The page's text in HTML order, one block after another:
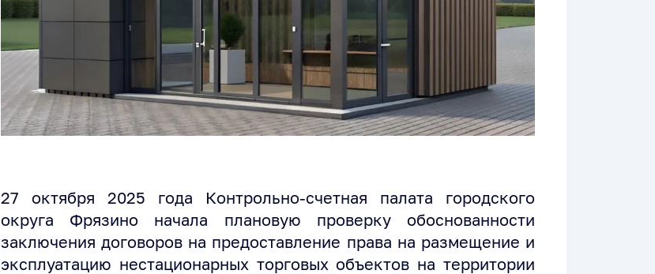
27 октября 2025 года Контрольно-счетная палата городского
округа Фрязино начала плановую проверку обоснованности
заключения договоров на предоставление права на размещение и
эксплуатацию нестацио­нарных торговых объектов на территории